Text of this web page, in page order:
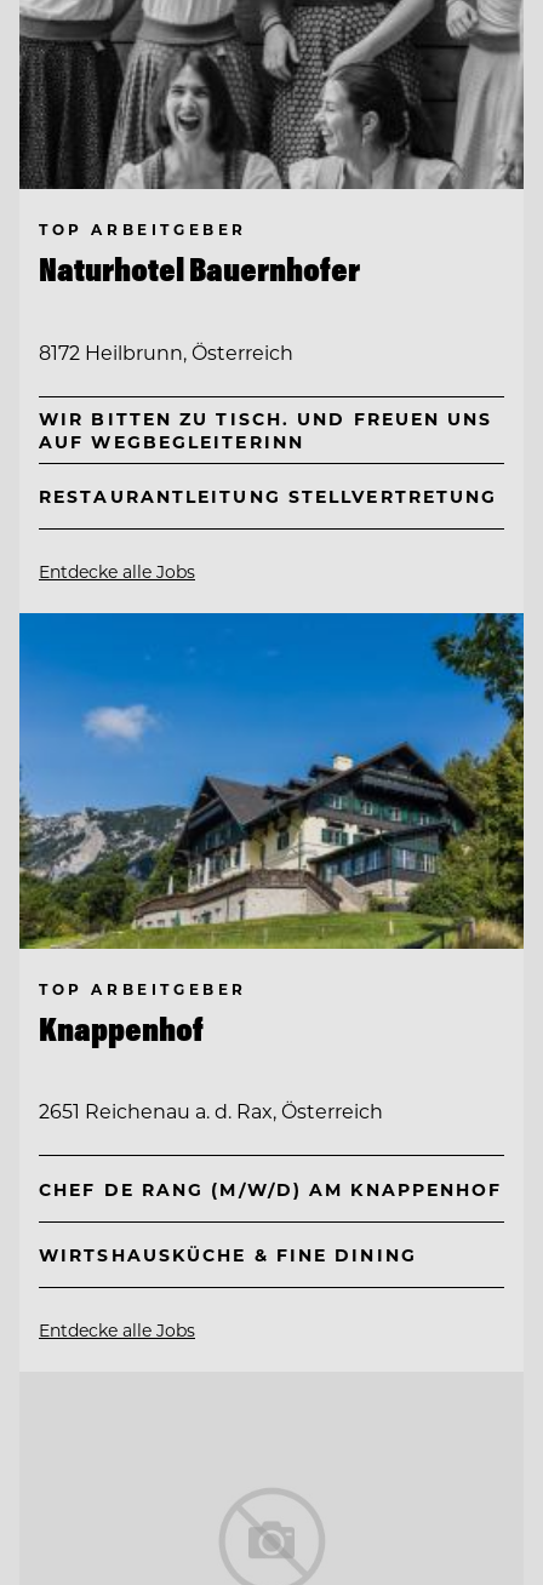
TOP ARBEITGEBER
Naturhotel Bauernhofer
8172 Heilbrunn, Österreich
WIR BITTEN ZU TISCH. UND FREUEN UNS
AUF WEGBEGLEITERINN
RESTAURANTLEITUNG STELLVERTRETUNG
Entdecke alle Jobs
TOP ARBEITGEBER
Knappenhof
2651 Reichenau a. d. Rax, Österreich
CHEF DE RANG (M/W/D) AM KNAPPENHOF
WIRTSHAUSKÜCHE & FINE DINING
Entdecke alle Jobs